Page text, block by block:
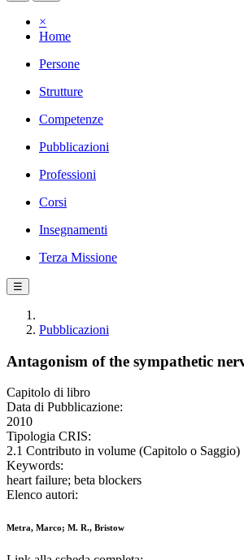
×
Home
Persone
Strutture
Competenze
Pubblicazioni
Professioni
Corsi
Insegnamenti
Terza Missione
☰
Pubblicazioni
Antagonism of the sympathetic
Capitolo di libro
Data di Pubblicazione:
2010
Tipologia CRIS:
2.1 Contributo in volume (Capitolo o Saggio)
Keywords:
heart failure; beta blockers
Elenco autori:
Metra, Marco; M. R., Bristow